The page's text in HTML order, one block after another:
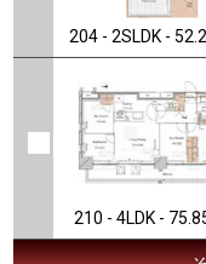
204 - 2SLDK -
210 - 4LDK -